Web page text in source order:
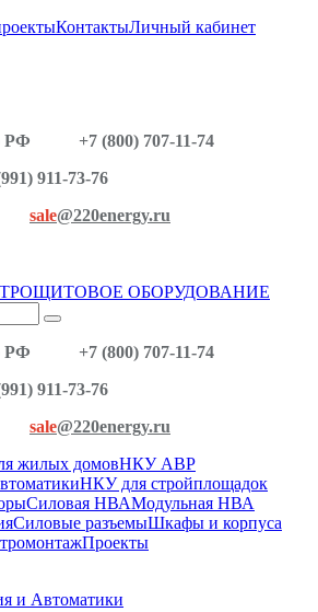
КонтактыЛичный кабинет
РФ
+7 (800) 707-11-74
73-76
sale@220energy.ru
РФ
+7 (800) 707-11-74
73-76
sale@220energy.ru
жилых домовНКУ АВР
НКУ для стройплощадок
Силовая НВАМодульная НВА
Силовые разъемыШкафы и корпуса
Проекты
и Автоматики